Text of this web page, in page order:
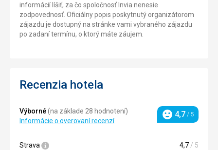
informácií líšiť, za čo spoločnosť Invia nenesie
zodpovednosť. Oficiálny popis poskytnutý organizátorom
zájazdu je dostupný na stránke vami vybraného zájazdu
po zadaní termínu, o ktorý máte záujem.
Recenzia hotela
Výborné(na základe 28 hodnotení)
Informácie o overovaní recenzí
Hodnotenie
4,7 / 5
Strava 4,7/ 5